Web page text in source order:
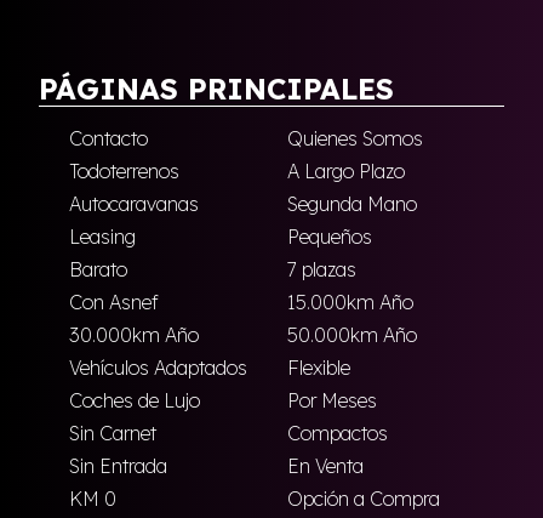
PÁGINAS PRINCIPALES
Contacto
Quienes Somos
Todoterrenos
A Largo Plazo
Autocaravanas
Segunda Mano
Leasing
Pequeños
Barato
7 plazas
Con Asnef
15.000km Año
30.000km Año
50.000km Año
Vehículos Adaptados
Flexible
Coches de Lujo
Por Meses
Sin Carnet
Compactos
Sin Entrada
En Venta
KM 0
Opción a Compra